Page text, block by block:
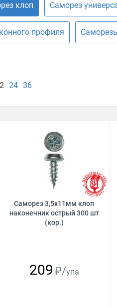
клоп Саморез
профиля
24 36
Саморез 3,5х11мм клоп
наконечник острый 300 шт
(кор.)
209 ₽/упа